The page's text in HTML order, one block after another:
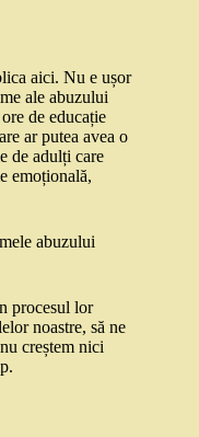
aici. Nu e ușor
ale abuzului
de educație
ar putea avea o
de adulți care
emoțională,
abuzului
procesul lor
noastre, să ne
creștem nici